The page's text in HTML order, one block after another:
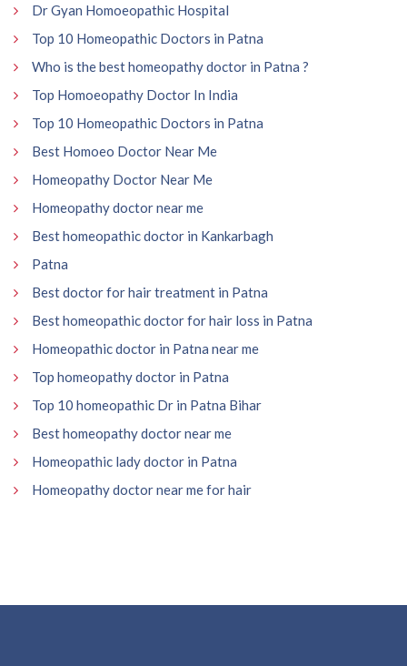
Dr Gyan Homoeopathic Hospital
Top 10 Homeopathic Doctors in Patna
Who is the best homeopathy doctor in Patna ?
Top Homoeopathy Doctor In India
Top 10 Homeopathic Doctors in Patna
Best Homoeo Doctor Near Me
Homeopathy Doctor Near Me
Homeopathy doctor near me
Best homeopathic doctor in Kankarbagh
Patna
Best doctor for hair treatment in Patna
Best homeopathic doctor for hair loss in Patna
Homeopathic doctor in Patna near me
Top homeopathy doctor in Patna
Top 10 homeopathic Dr in Patna Bihar
Best homeopathy doctor near me
Homeopathic lady doctor in Patna
Homeopathy doctor near me for hair